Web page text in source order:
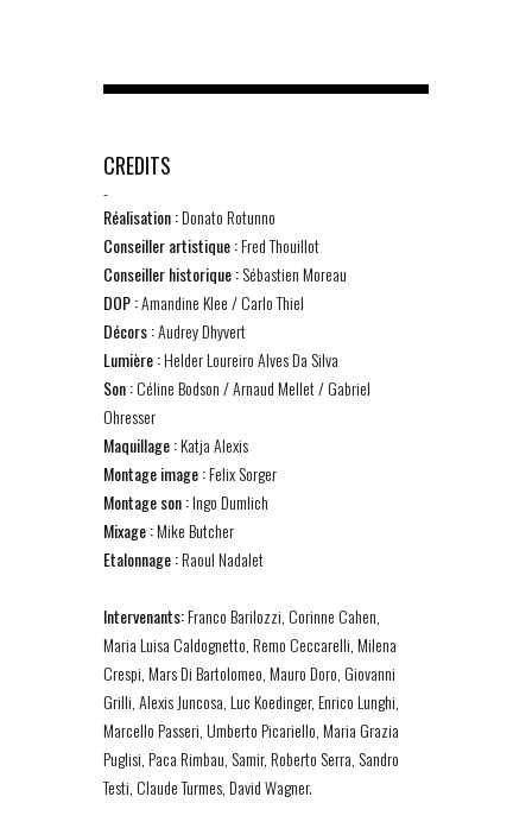
CREDITS
-
Réalisation :Donato Rotunno
Conseiller artistique :Fred Thouillot
Conseiller historique :Sébastien Moreau
DOP :Amandine Klee / Carlo Thiel
Décors :Audrey Dhyvert
Lumière :Helder Loureiro Alves Da Silva
Son :Céline Bodson / Arnaud Mellet / Gabriel
Ohresser
Maquillage :Katja Alexis
Montage image :Felix Sorger
Montage son :Ingo Dumlich
Mixage :Mike Butcher
Etalonnage :Raoul Nadalet
Intervenants:FrancoBarilozzi,CorinneCahen,
Maria LuisaCaldognetto, RemoCeccarelli,Milena
Crespi, Mars Di Bartolomeo, Mauro Doro,Giovanni
Grilli,AlexisJuncosa, Luc Koedinger,EnricoLunghi,
MarcelloPasseri,UmbertoPicariello, Maria Grazia
Puglisi,PacaRimbau, Samir,Roberto Serra, Sandro
Testi,ClaudeTurmes, David Wagner.